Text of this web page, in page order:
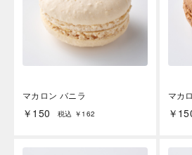
マカロン バニラ
￥150 税込 ￥162
マカ
￥